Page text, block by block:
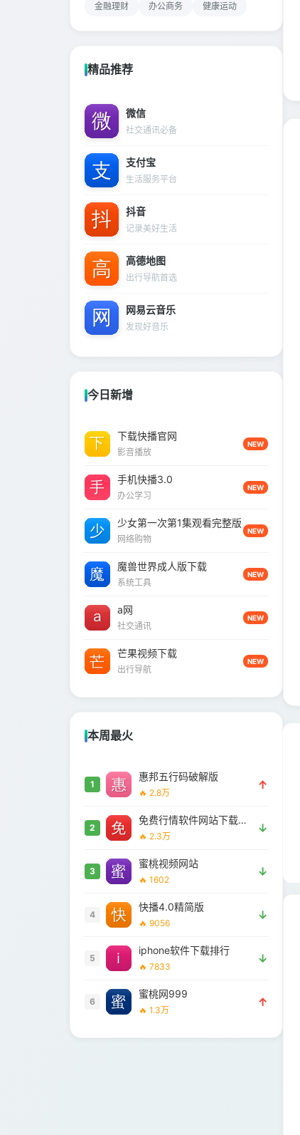
金融理财
办公商务 健康运动
精品推荐
微信
社交通讯必备
支付宝
生活服务平台
抖音
记录美好生活
高德地图
出行导航首选
网易云音乐
发现好音乐
今日新增
下载快播官网
影音播放
NEW
手机快播3.0
办公学习
NEW
少女第一次第1集观看完整版
网络购物
NEW
魔兽世界成人版下载
系统工具
NEW
a网
社交通讯
NEW
芒果视频下载
出行导航
NEW
本周最火
1
惠邦五行码破解版
🔥 2.8万
↑
2
免费行情软件网站下载大全安全吗
🔥 2.3万
↓
3
蜜桃视频网站
🔥 1602
↓
4
快播4.0精简版
🔥 9056
↓
5
iphone软件下载排行
🔥 7833
↓
6
蜜桃网999
🔥 1.3万
↑